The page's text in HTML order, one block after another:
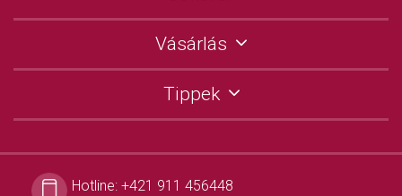
Vásárlás
Tippek
Hotline: +421 911 456448